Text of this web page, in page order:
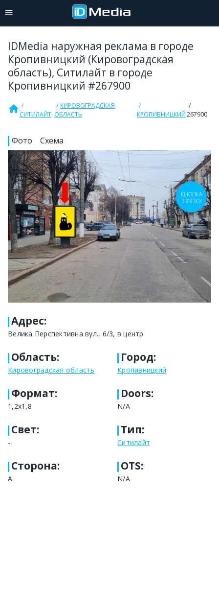
IDMedia наружная реклама в городе
Кропивницкий (Кировоградская
область), Ситилайт в городе
Кропивницкий #267900
homeСИТИЛАЙТ
КИРОВОГРАДСКАЯ
ОБЛАСТЬ
КРОПИВНИЦКИЙ 267900
Фото Схема
Адрес:
Велика Перспективна вул., 6/3, в центр
Область:
Кировоградская область
Город:
Кропивницкий
Формат:
1,2х1,8
Doors:
N/A
Свет:
-
Тип:
Ситилайт
Сторона:
А
OTS:
N/A
КНОПКА
ЗВ'ЯЗКУ